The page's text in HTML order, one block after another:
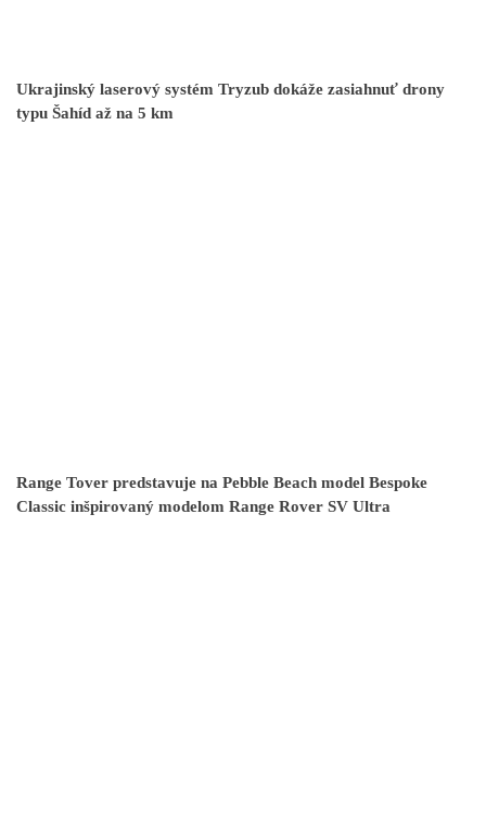
Ukrajinský laserový systém Tryzub dokáže zasiahnuť drony
typu Šahíd až na 5 km
Range Tover predstavuje na Pebble Beach model Bespoke
Classic inšpirovaný modelom Range Rover SV Ultra